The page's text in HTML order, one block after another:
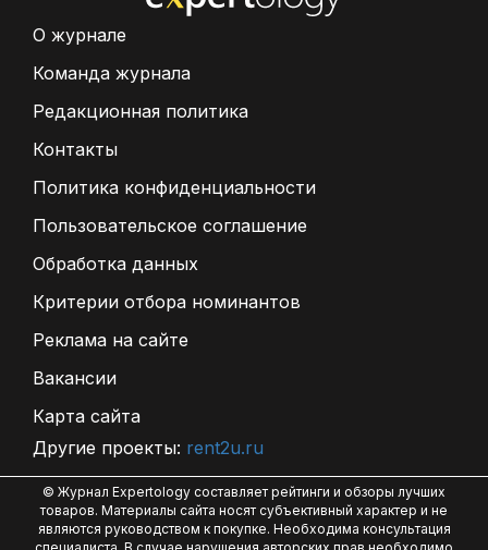
О журнале
Команда журнала
Редакционная политика
Контакты
Политика конфиденциальности
Пользовательское соглашение
Обработка данных
Критерии отбора номинантов
Реклама на сайте
Вакансии
Карта сайта
Другие проекты: rent2u.ru
© Журнал Expertology составляет рейтинги и обзоры лучших
товаров. Материалы сайта носят субъективный характер и не
являются руководством к покупке. Необходима консультация